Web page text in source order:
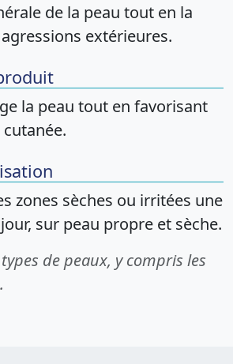
de la peau tout en la
extérieures.
la peau tout en favorisant
zones sèches ou irritées une
sur peau propre et sèche.
de peaux, y compris les